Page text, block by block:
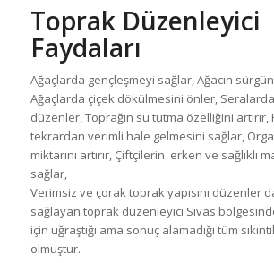
Toprak Düzenleyici
Faydaları
Ağaçlarda gençleşmeyi sağlar, Ağacın
Ağaçlarda çiçek dökülmesini önler, Seralarda
düzenler, Toprağın su tutma özelliğini artırır,
tekrardan verimli hale gelmesini sağlar,
miktarını artırır, Çiftçilerin erken ve sağlıklı
sağlar,
Verimsiz ve çorak toprak yapısını düzenler
sağlayan toprak düzenleyici Sivas
için uğraştığı ama sonuç alamadığı tüm
olmuştur.